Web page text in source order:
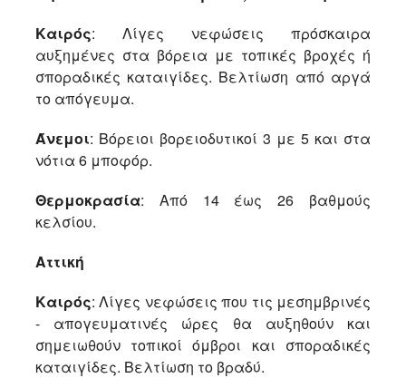
Καιρός: Λίγες νεφώσεις πρόσκαιρα
αυξημένες στα βόρεια με τοπικές βροχές ή
σποραδικές καταιγίδες. Βελτίωση από αργά
το απόγευμα.
Άνεμοι: Βόρειοι βορειοδυτικοί 3 με 5 και στα
νότια 6 μποφόρ.
Θερμοκρασία: Από 14 έως 26 βαθμούς
κελσίου.
Αττική
Καιρός: Λίγες νεφώσεις που τις μεσημβρινές
- απογευματινές ώρες θα αυξηθούν και
σημειωθούν τοπικοί όμβροι και σποραδικές
καταιγίδες. Βελτίωση το βραδύ.